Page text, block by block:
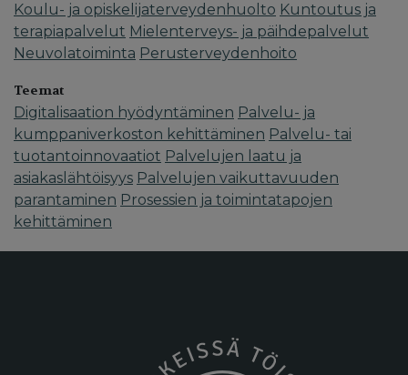
Koulu- ja opiskelijaterveydenhuolto Kuntoutus ja
terapiapalvelut Mielenterveys- ja päihdepalvelut
Neuvolatoiminta Perusterveydenhoito
Teemat
Digitalisaation hyödyntäminen Palvelu- ja
kumppaniverkoston kehittäminen Palvelu- tai
tuotantoinnovaatiot Palvelujen laatu ja
asiakaslähtöisyys Palvelujen vaikuttavuuden
parantaminen Prosessien ja toimintatapojen
kehittäminen